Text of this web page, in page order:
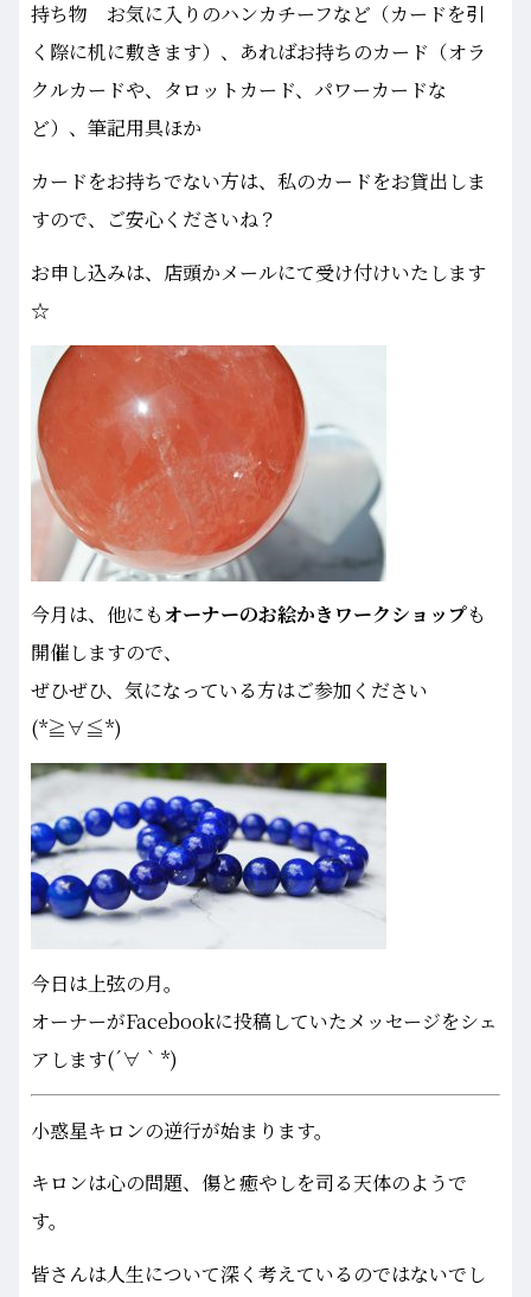
持ち物 お気に入りのハンカチーフなど（カードを引
く際に机に敷きます）、あればお持ちのカード（オラ
クルカードや、タロットカード、パワーカードな
ど）、筆記用具ほか
カードをお持ちでない方は、私のカードをお貸出しま
すので、ご安心くださいね？
お申し込みは、店頭かメールにて受け付けいたします
☆
今月は、他にもオーナーのお絵かきワークショップも
開催しますので、
ぜひぜひ、気になっている方はご参加ください
(*≧∀≦*)
今日は上弦の月。
オーナーがFacebookに投稿していたメッセージをシェ
アします(´∀｀*)
小惑星キロンの逆行が始まります。
キロンは心の問題、傷と癒やしを司る天体のようで
す。
皆さんは人生について深く考えているのではないでし